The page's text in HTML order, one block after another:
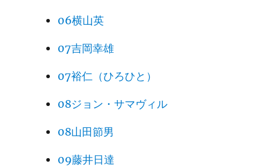
06横山英
07吉岡幸雄
07裕仁（ひろひと）
08ジョン・サマヴィル
08山田節男
09藤井日達